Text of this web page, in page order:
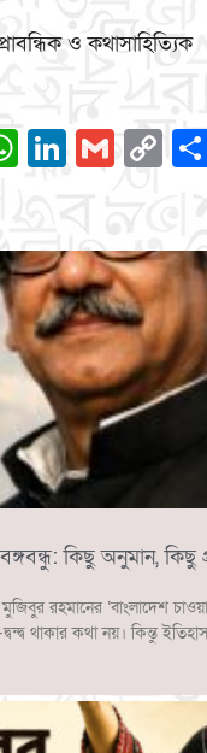
ও কথাসাহিত্যিক
WhatsApp
কিছু অনুমান, কিছু
রহমানের ‘বাংলাদেশ চাওয়া’
থাকার কথা নয়। কিন্তু